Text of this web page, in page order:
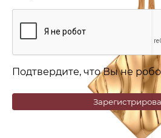
Подтвердите, что Вы не